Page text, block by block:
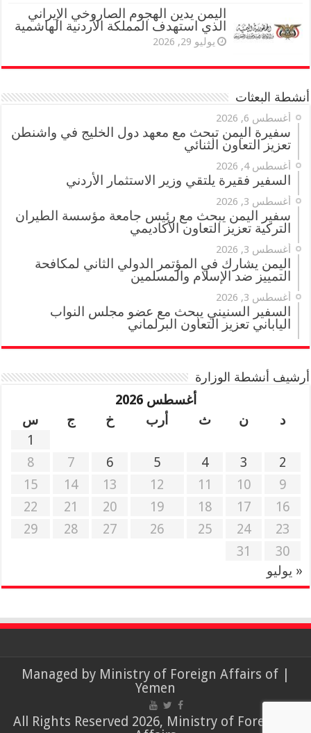
اليمن يدين الهجوم الصاروخي الإيراني
الذي استهدف المملكة الأردنية الهاشمية
يوليو 29, 2026
أنشطة البعثات
أغسطس 6, 2026
سفيرة اليمن تبحث مع معهد دول الخليج في واشنطن
تعزيز التعاون الثنائي
أغسطس 4, 2026
السفير فقيرة يلتقي وزير الاستثمار الأردني
أغسطس 3, 2026
سفير اليمن يبحث مع رئيس جامعة مؤسسة الطيران
التركية تعزيز التعاون الأكاديمي
أغسطس 3, 2026
اليمن يشارك في المؤتمر الدولي الثاني لمكافحة
التمييز ضد الإسلام والمسلمين
أغسطس 3, 2026
السفير السنيني يبحث مع عضو مجلس النواب
الياباني تعزيز التعاون البرلماني
أرشيف أنشطة الوزارة
أغسطس 2026
د
ن ث أرب خ ج
س
1
2
3
4
5
6
7
8
9
10
11
12
13
14
15
16
17
18
19
20
21
22
23
24
25
26
27
28
29
30
31
« يوليو
Ministry of Foreign Affairs of
Yemen
© All Rights Reserved 2026, Ministry of Foreign